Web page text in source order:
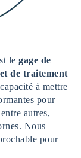
le gage de
de traitement
à mettre
pour
autres,
Nous
pour